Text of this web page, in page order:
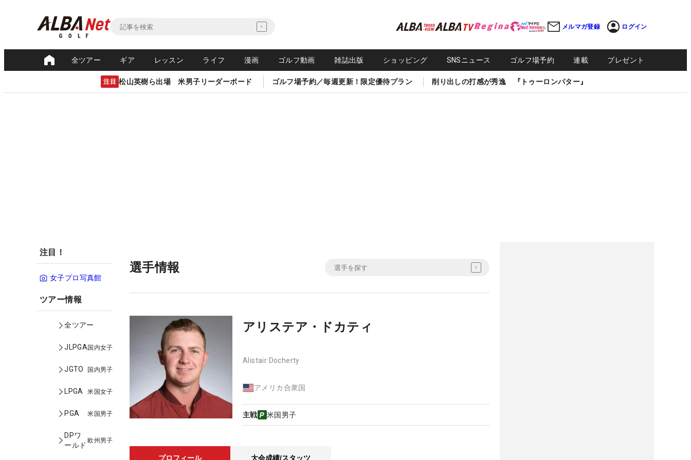
メルマガ登録 ログイン
全ツアー ギア レッスン ライフ 漫画 ゴルフ動画 雑誌出版 ショッピング SNSニュース ゴルフ場予約 連載 プレゼント
注目 松山英樹ら出場 米男子リーダーボード ゴルフ場予約／毎週更新！限定優待プラン 削り出しの打感が秀逸 『トゥーロンパター』
注目！
女子プロ写真館
ツアー情報
全ツアー
JLPGA国内女子
JGTO 国内男子
LPGA 米国女子
PGA 米国男子
DPワ
ールド
欧州男子
選手情報
アリステア・ドカティ
Alistair Docherty
アメリカ合衆国
主戦 米国男子
プロフィール 大会成績/スタッツ